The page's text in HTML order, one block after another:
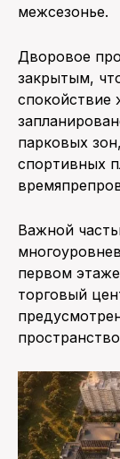
межсезонье.
Дворовое
закрытым,
спокойствие
парковых
спортивных
Важной
первом
торговый